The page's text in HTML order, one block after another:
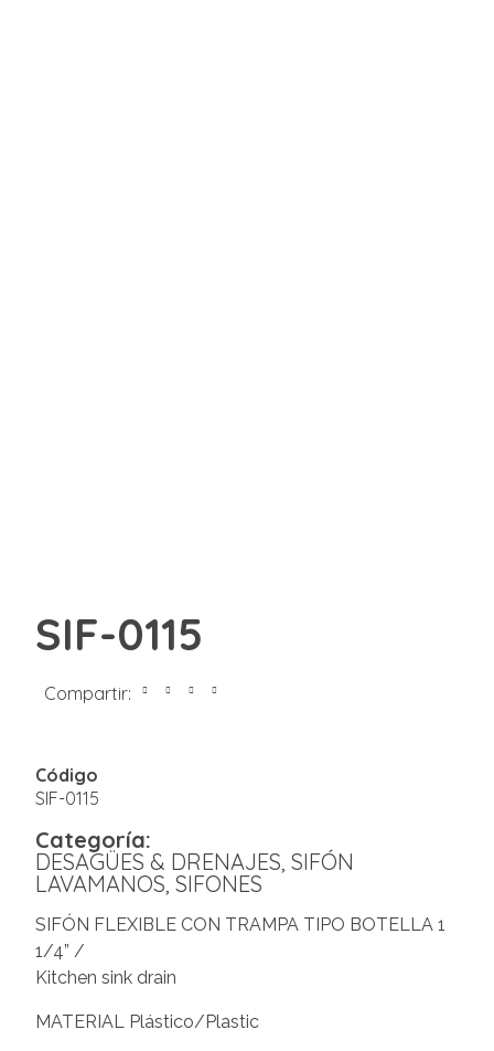
SIF-0115
Compartir:
Código
SIF-0115
Categoría:
DESAGÜES & DRENAJES SIFÓN
LAVAMANOS SIFONES
SIFÓN FLEXIBLE CON TRAMPA TIPO BOTELLA 1
1/4” /
Kitchen sink drain
MATERIAL Plástico/Plastic